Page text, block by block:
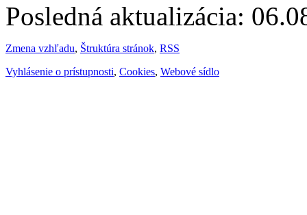
Posledná aktualizácia:
Zmena vzhľadu, Štruktúra stránok, RSS
Vyhlásenie o prístupnosti, Cookies, Webové sídlo